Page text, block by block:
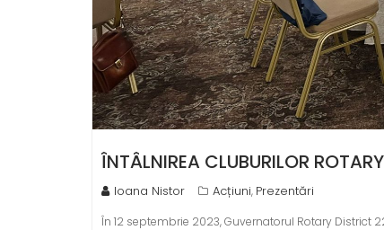
ÎNTÂLNIREA CLUBURILOR
Ioana Nistor Acțiuni, Prezentări
În 12 septembrie 2023, Guvernatorul Rotary District